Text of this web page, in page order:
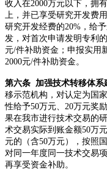
收入在2000万元以下，拥
上，并已享受研究开发费
研究开发经费的20%，给
发，对首次申请发明专利
元/件补助资金；申报实用
2000元/件补助资金。
第六条 加强技术转移体系
移示范机构，对认定为国
性给予50万元、20万元奖
果在我市进行技术交易的
术交易实际到账金额50万
元的（含50万元），按照
对同一年度同一技术交易
再享受资金补助。